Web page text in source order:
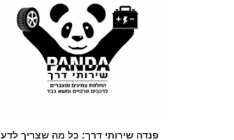
פנדה שירותי דרך: כל מה שצריך